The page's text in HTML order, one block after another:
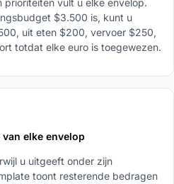
$3.500 is, kunt u
uit eten $200, vervoer $250,
totdat elke euro is toegewezen.
elke envelop
u uitgeeft onder zijn
toont resterende bedragen